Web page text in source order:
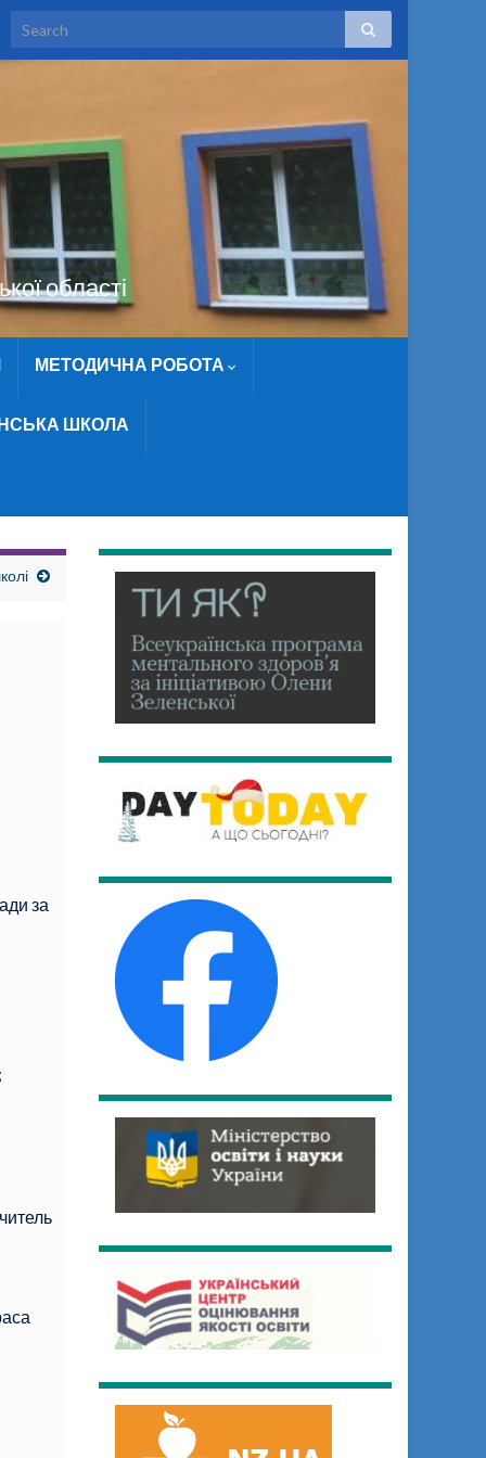
області
МЕТОДИЧНА РОБОТА
ШКОЛА
за